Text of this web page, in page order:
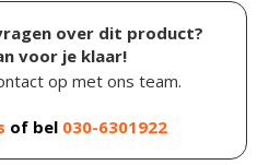
over dit product?
voor je klaar!
op met ons team.
of bel 030-6301922